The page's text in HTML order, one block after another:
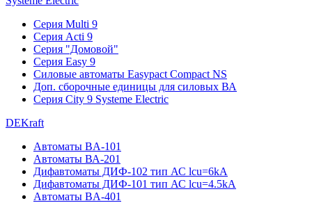
Серия Multi 9
Серия Acti 9
Серия "Домовой"
Серия Easy 9
Силовые автоматы Easypact Compact NS
Доп. сборочные единицы для силовых ВА
Серия City 9 Systeme Electric
DEKraft
Автоматы BA-101
Автоматы ВА-201
Дифавтоматы ДИФ-102 тип АС lcu=6kA
Дифавтоматы ДИФ-101 тип АС lcu=4.5kA
Автоматы BA-401